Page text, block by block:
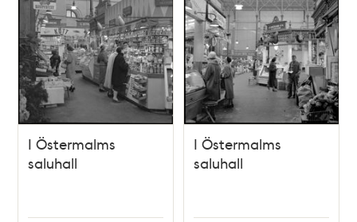
I Östermalms
saluhall
I Östermalms
saluhall